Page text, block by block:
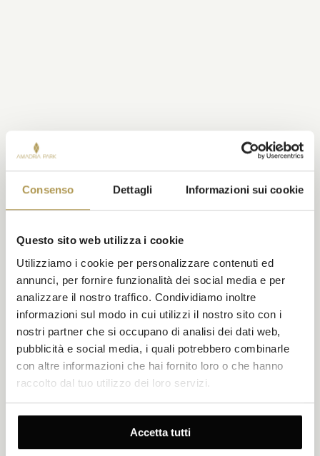
Consenso Dettagli Informazioni sui cookie
Questo sito web utilizza i cookie
Utilizziamo i cookie per personalizzare contenuti ed
annunci, per fornire funzionalità dei social media e per
analizzare il nostro traffico. Condividiamo inoltre
informazioni sul modo in cui utilizzi il nostro sito con i
nostri partner che si occupano di analisi dei dati web,
pubblicità e social media, i quali potrebbero combinarle
con altre informazioni che hai fornito loro o che hanno
raccolto dal tuo utilizzo dei loro servizi.
Accetta tutti